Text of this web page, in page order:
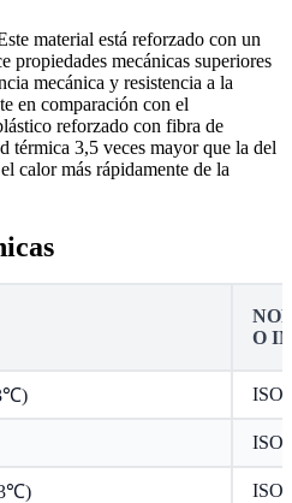
material está reforzado con un
propiedades mecánicas superiores
mecánica y resistencia a la
en comparación con el
reforzado con fibra de
térmica 3,5 veces mayor que la del
calor más rápidamente de la
O
ISO
ISO
ISO